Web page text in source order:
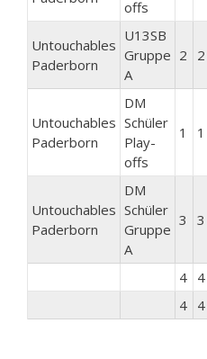
offs
Untouchables
Paderborn
U13SB
Gruppe
A
2 2
Untouchables
Paderborn
DM
Schüler
Play-
offs
1 1
Untouchables
Paderborn
DM
Schüler
Gruppe
A
3 3
4 4
4 4